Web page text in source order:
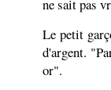
ne sait pas
Le petit
d'argent.
or".